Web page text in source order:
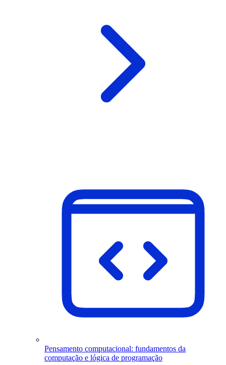
Pensamento computacional: fundamentos da
computação e lógica de programação